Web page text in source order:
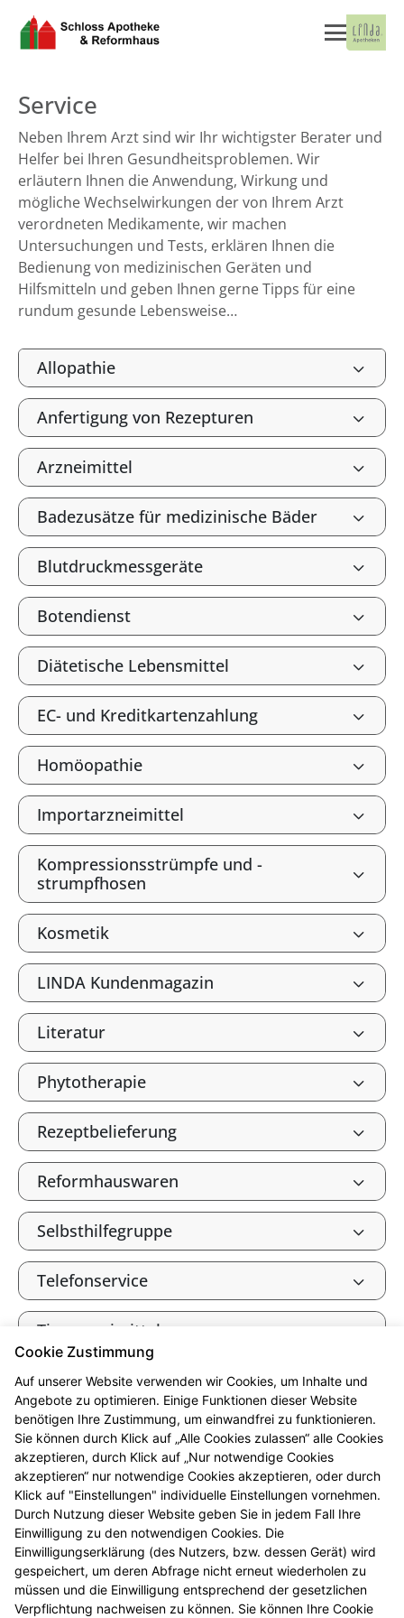
Service
Neben Ihrem Arzt sind wir Ihr wichtigster Berater und
Helfer bei Ihren Gesundheitsproblemen. Wir
erläutern Ihnen die Anwendung, Wirkung und
mögliche Wechselwirkungen der von Ihrem Arzt
verordneten Medikamente, wir machen
Untersuchungen und Tests, erklären Ihnen die
Bedienung von medizinischen Geräten und
Hilfsmitteln und geben Ihnen gerne Tipps für eine
rundum gesunde Lebensweise…
Allopathie
Anfertigung von Rezepturen
Arzneimittel
Badezusätze für medizinische Bäder
Blutdruckmessgeräte
Botendienst
Diätetische Lebensmittel
EC- und Kreditkartenzahlung
Homöopathie
Importarzneimittel
Kompressionsstrümpfe und -
strumpfhosen
Kosmetik
LINDA Kundenmagazin
Literatur
Phytotherapie
Rezeptbelieferung
Reformhauswaren
Selbsthilfegruppe
Telefonservice
Tierarzneimittel
Verbandkasten, Haus- und
Reiseapotheke
Vorträge und Seminare
Warenlager
Wellness-Produkte
Wunden
Cookie Zustimmung
Auf unserer Website verwenden wir Cookies, um Inhalte und
Angebote zu optimieren. Einige Funktionen dieser Website
benötigen Ihre Zustimmung, um einwandfrei zu funktionieren.
Sie können durch Klick auf „Alle Cookies zulassen“ alle Cookies
akzeptieren, durch Klick auf „Nur notwendige Cookies
akzeptieren“ nur notwendige Cookies akzeptieren, oder durch
Klick auf "Einstellungen" individuelle Einstellungen vornehmen.
Durch Nutzung dieser Website geben Sie in jedem Fall Ihre
Einwilligung zu den notwendigen Cookies. Die
Einwilligungserklärung (des Nutzers, bzw. dessen Gerät) wird
gespeichert, um deren Abfrage nicht erneut wiederholen zu
müssen und die Einwilligung entsprechend der gesetzlichen
Verpflichtung nachweisen zu können. Sie können Ihre Cookie